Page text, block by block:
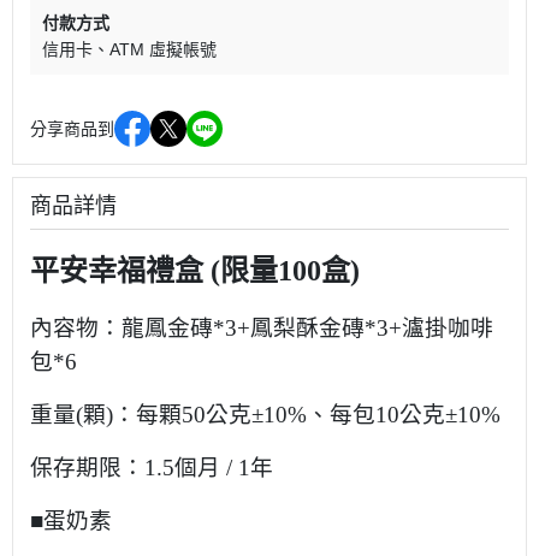
付款方式
信用卡
ATM 虛擬帳號
分享商品到
商品詳情
平安幸福禮盒(限量100盒)
內容物： 龍鳳金磚*3+鳳梨酥金磚*3+瀘掛咖啡
包*6
重量(顆)：每顆50公克±10%、每包10公克±10%
保存期限：1.5個月 / 1年
■蛋奶素